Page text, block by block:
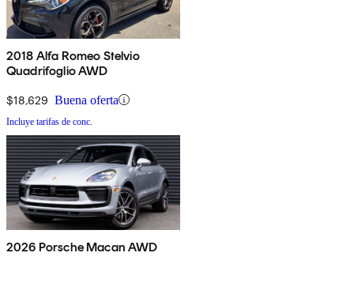
2018 Alfa Romeo Stelvio
Quadrifoglio AWD
$18,629 Buena oferta
Incluye tarifas de conc.
2026 Porsche Macan AWD